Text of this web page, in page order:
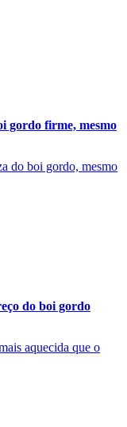
gordo firme, mesmo
do boi gordo, mesmo
do boi gordo
aquecida que o